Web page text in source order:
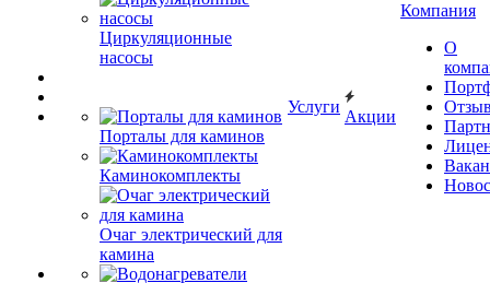
Циркуляционные
насосы
Порталы для каминов
Каминокомплекты
Очаг электрический для
камина
Услуги
Акции
Компания
О